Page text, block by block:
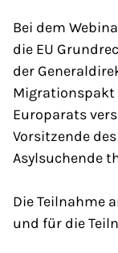
Bei dem
die EU
der
Migrationspakt
Europarats
Vorsitzende
Asylsuchende
Die Teilnahme
und für die